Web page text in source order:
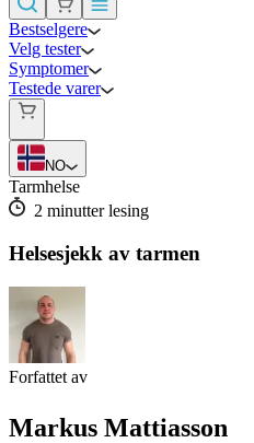
Bestselgere
Velg tester
Symptomer
Testede varer
NO
Tarmhelse
2 minutter lesing
Helsesjekk av tarmen
Forfattet av
Markus Mattiasson